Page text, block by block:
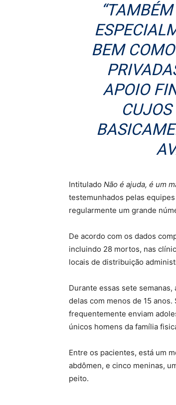
BEM
APOIO
Intitulado Não é ajuda, é um
testemunhados pelas
regularmente um grande
De acordo com os dados
incluindo 28 mortos, nas
locais de distribuição
Durante essas sete
delas com menos de 15
frequentemente enviam
únicos homens da família
Entre os pacientes, está um
abdômen, e cinco meninas,
peito.